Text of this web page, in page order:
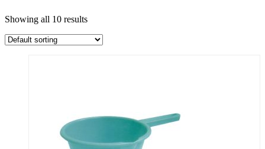
Showing all 10 results